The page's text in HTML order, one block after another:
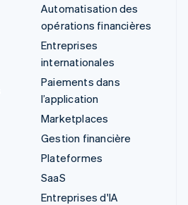
Automatisation des
opérations financières
Entreprises
internationales
Paiements dans
l’application
Marketplaces
Gestion financière
Plateformes
SaaS
Entreprises d'IA